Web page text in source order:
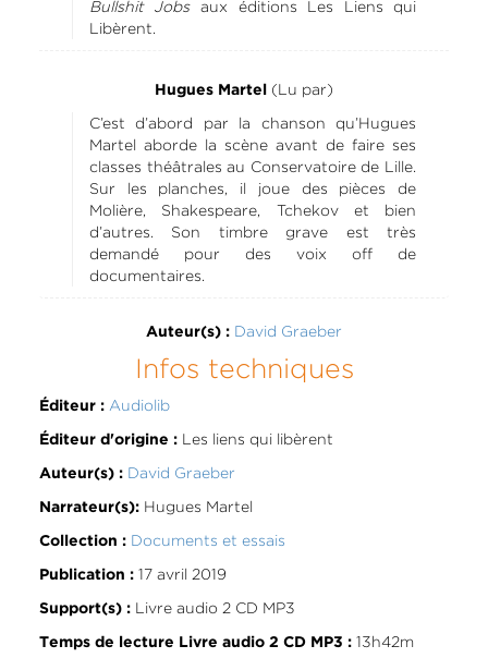
Bullshit Jobs aux éditions Les Liens qui
Libèrent.
Hugues Martel
(Lu par)
C’est d’abord par la chanson qu’Hugues
Martel aborde la scène avant de faire ses
classes théâtrales au Conservatoire de Lille.
Sur les planches, il joue des pièces de
Molière, Shakespeare, Tchekov et bien
d’autres. Son timbre grave est très
demandé pour des voix off de
documentaires.
Auteur(s) : David Graeber
Infos techniques
Éditeur : Audiolib
Éditeur d'origine :Les liens qui libèrent
Auteur(s) : David Graeber
Narrateur(s):Hugues Martel
Collection : Documents et essais
Publication :17 avril 2019
Support(s) :Livre audio 2 CD MP3
Temps de lecture Livre audio 2 CD MP3 :13h42m